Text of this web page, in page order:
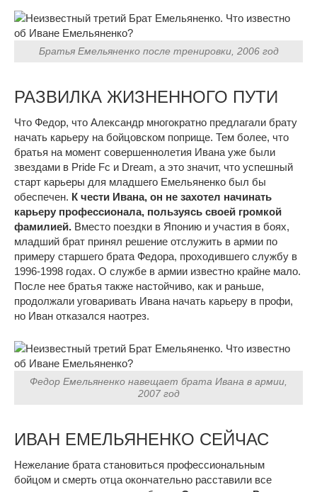
Братья Емельяненко после тренировки, 2006 год
РАЗВИЛКА ЖИЗНЕННОГО ПУТИ
Что Федор, что Александр многократно предлагали брату
начать карьеру на бойцовском поприще. Тем более, что
братья на момент совершеннолетия Ивана уже были
звездами в Pride Fc и Dream, а это значит, что успешный
старт карьеры для младшего Емельяненко был бы
обеспечен. К чести Ивана, он не захотел начинать
карьеру профессионала, пользуясь своей громкой
фамилией. Вместо поездки в Японию и участия в боях,
младший брат принял решение отслужить в армии по
примеру старшего брата Федора, проходившего службу в
1996-1998 годах. О службе в армии известно крайне мало.
После нее братья также настойчиво, как и раньше,
продолжали уговаривать Ивана начать карьеру в профи,
но Иван отказался наотрез.
Федор Емельяненко навещает брата Ивана в армии,
2007 год
ИВАН ЕМЕЛЬЯНЕНКО СЕЙЧАС
Нежелание брата становиться профессиональным
бойцом и смерть отца окончательно расставили все